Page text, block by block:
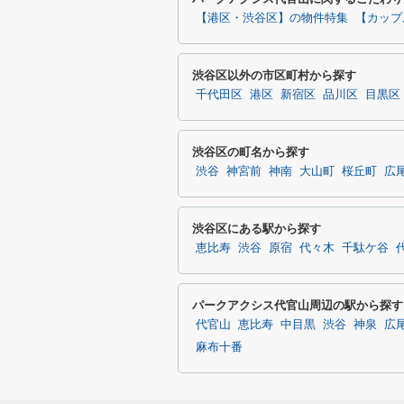
【港区・渋谷区】の物件特集 【カッ
渋谷区以外の市区町村から探す
千代田区 港区 新宿区 品川区 目黒区
渋谷区の町名から探す
渋谷 神宮前 神南 大山町 桜丘町 広
渋谷区にある駅から探す
恵比寿 渋谷 原宿 代々木 千駄ケ谷
パークアクシス代官山周辺の駅から探す
代官山 恵比寿 中目黒 渋谷 神泉 広
麻布十番